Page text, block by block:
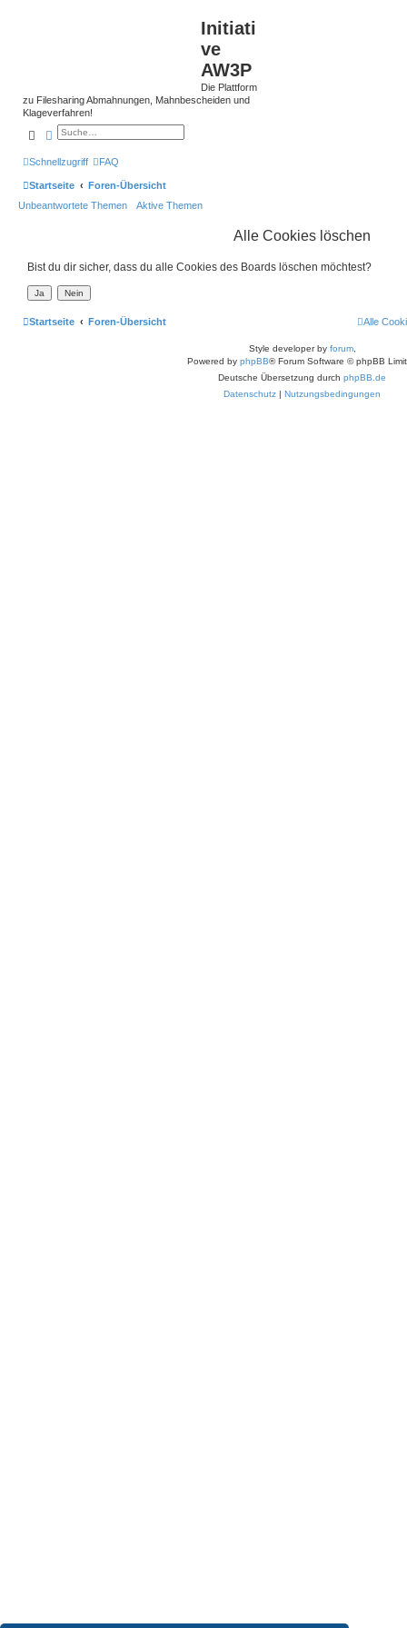
Initiati
ve
AW3P
Die Plattform
zu Filesharing Abmahnungen, Mahnbescheiden und
Klageverfahren!
SucheErweiterte Suche
Schnellzugriff FAQ
Startseite
Foren-Übersicht
Unbeantwortete Themen
Aktive Themen
Alle Cookies löschen
Bist du dir sicher, dass du alle Cookies des Boards löschen möchtest?
Startseite Foren-Übersicht Alle
Style developer by forum,
Powered by phpBB® Forum Software © phpBB
Deutsche Übersetzung durch phpBB.de
Datenschutz | Nutzungsbedingungen